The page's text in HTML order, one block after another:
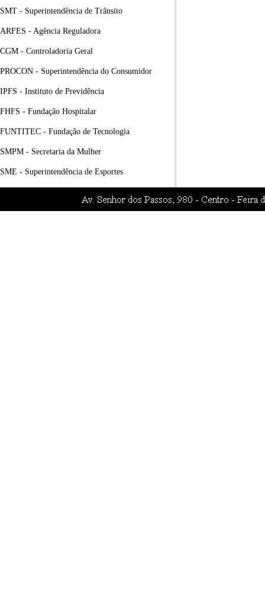
SMT - Superintendência de Trânsito
ARFES - Agência Reguladora
CGM - Controladoria Geral
PROCON - Superintendência do Consumidor
IPFS - Instituto de Previdência
FHFS - Fundação Hospitalar
FUNTITEC - Fundação de Tecnologia
SMPM - Secretaria da Mulher
SME - Superintendência de Esportes